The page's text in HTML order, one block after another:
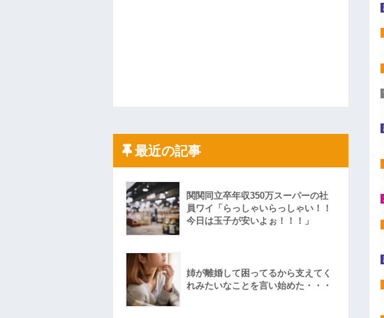
最近の記事
関関同立卒年収350万スーパーの社
員ワイ「らっしゃいらっしゃい！！
今日は玉子が安いよぉ！！！」
姉が離婚して困ってるから支えてく
れみたいなことを言い始めた・・・